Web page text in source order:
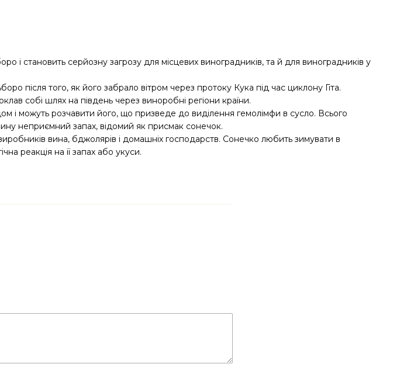
і становить серйозну загрозу для місцевих виноградників, та й для виноградників у
після того, як його забрало вітром через протоку Кука під час циклону Гіта.
собі шлях на південь через виноробні регіони країни.
і можуть розчавити його, що призведе до виділення гемолімфи в сусло. Всього
неприємний запах, відомий як присмак сонечок.
вина, бджолярів і домашніх господарств. Сонечко любить зимувати в
реакція на її запах або укуси.